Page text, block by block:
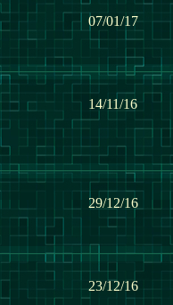
07/01/17
14/11/16
29/12/16
23/12/16